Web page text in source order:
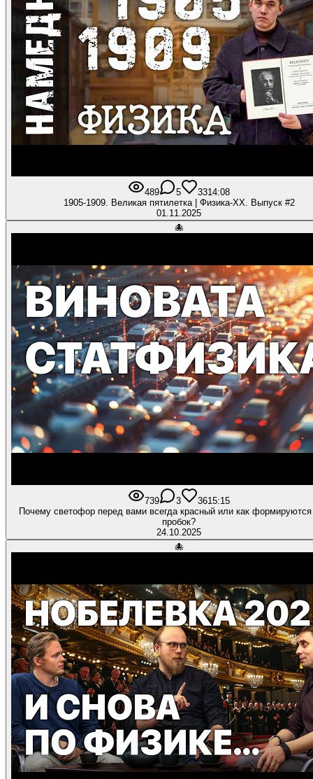
489 5 3314:08
1905-1909. Великая пятилетка | Физика-XX. Выпуск #2
01.11.2025
🐙
739 3 3615:15
Почему светофор перед вами всегда красный или как формируются
пробок?
24.10.2025
🐙